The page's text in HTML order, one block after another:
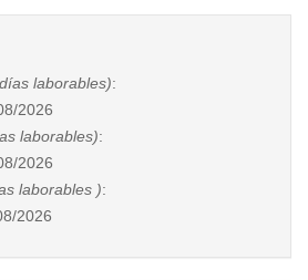
laborables):
2026
laborables):
2026
laborables ):
2026